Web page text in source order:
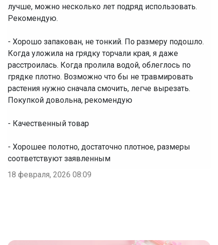
лучше, можно несколько лет подряд использовать.
Рекомендую.
- Хорошо запакован, не тонкий. По размеру подошло.
Когда уложила на грядку торчали края, я даже
расстроилась. Когда пролила водой, облеглось по
грядке плотно. Возможно что бы не травмировать
растения нужно сначала смочить, легче вырезать.
Покупкой довольна, рекомендую
- Качественный товар
- Хорошее полотно, достаточно плотное, размеры
соответствуют заявленным
18 февраля, 2026 08:09